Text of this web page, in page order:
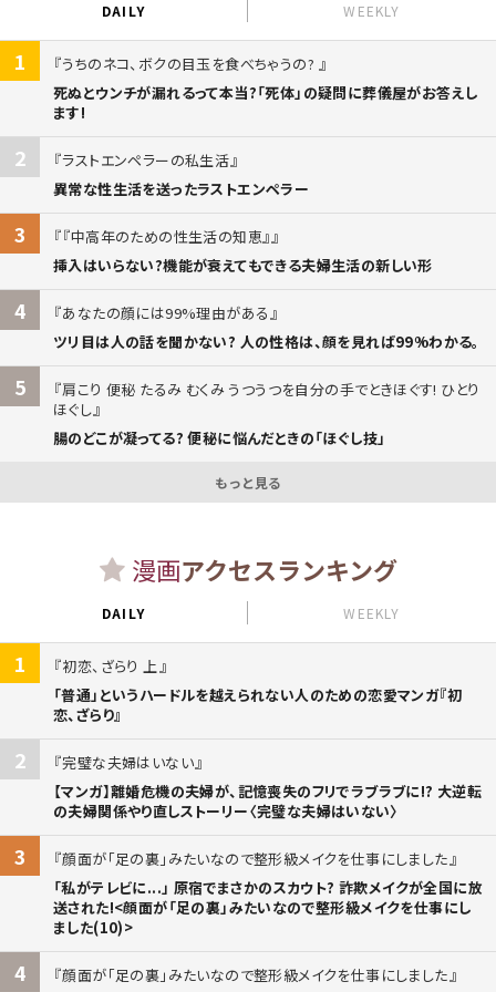
DAILY WEEKLY
1
うちのネコ、ボクの目玉を食べちゃうの?
死ぬとウンチが漏れるって本当?「死体」の疑問に葬儀屋がお答えし
ます!
2
ラストエンペラーの私生活
異常な性生活を送ったラストエンペラー
3
『中高年のための性生活の知恵』
挿入はいらない?機能が衰えてもできる夫婦生活の新しい形
4
あなたの顔には99%理由がある
ツリ目は人の話を聞かない? 人の性格は、顔を見れば99%わかる。
5
肩こり 便秘 たるみ むくみ うつうつを自分の手でときほぐす! ひとり
ほぐし
腸のどこが凝ってる? 便秘に悩んだときの「ほぐし技」
もっと見る
漫画アクセスランキング
DAILY WEEKLY
1
初恋、ざらり 上
「普通」というハードルを越えられない人のための恋愛マンガ『初
恋、ざらり』
2
完璧な夫婦はいない
【マンガ】離婚危機の夫婦が、記憶喪失のフリでラブラブに!? 大逆転
の夫婦関係やり直しストーリー〈完璧な夫婦はいない〉
3
顔面が「足の裏」みたいなので整形級メイクを仕事にしました
「私がテレビに...」 原宿でまさかのスカウト? 詐欺メイクが全国に放
送された!<顔面が「足の裏」みたいなので整形級メイクを仕事にし
ました(10)>
4
顔面が「足の裏」みたいなので整形級メイクを仕事にしました